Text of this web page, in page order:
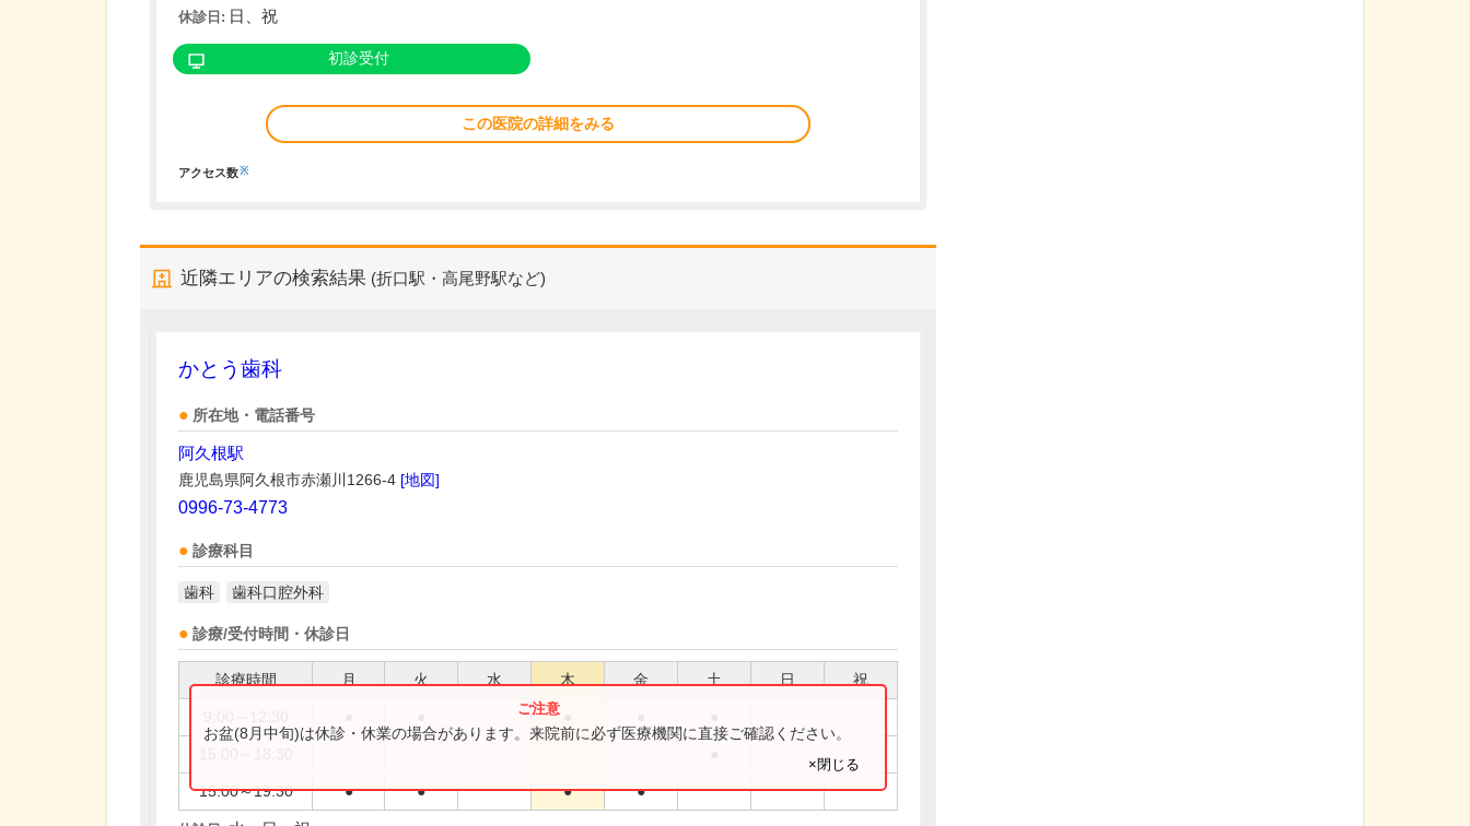
休診日: 日、祝
初診受付
この医院の詳細をみる
アクセス数※
近隣エリアの検索結果 (折口駅・高尾野駅など)
かとう歯科
所在地・電話番号
阿久根駅
鹿児島県阿久根市赤瀬川1266-4 [地図]
0996-73-4773
診療科目
歯科 歯科口腔外科
診療/受付時間・休診日
診療時間 月 火 水 木 金 土 日 祝
15:00～19:30 ● ● ● ●
お盆(8月中旬)は休診・休業の場合があります。来院前に必ず医療機関に直接ご確認ください。
×閉じる